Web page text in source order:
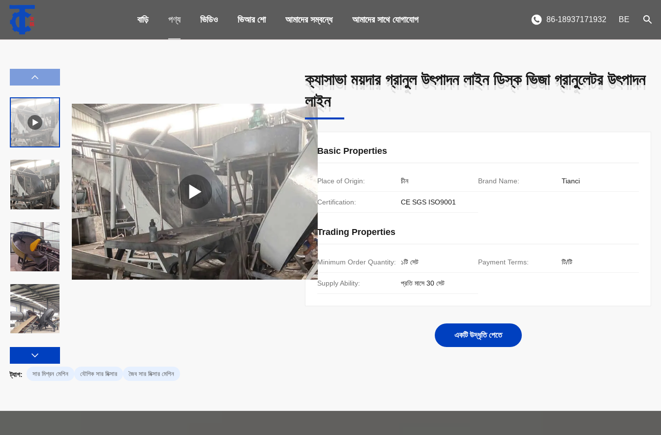
বাড়ি পণ্য ভিডিও ভিআর শো আমাদের সম্বন্ধে আমাদের সাথে যোগাযোগ 86-18937171932 BE
ক্যাসাভা ময়দার গ্রানুল উৎপাদন লাইন ডিস্ক ভিজা গ্রানুলেটর উৎপাদন
লাইন
ক্যাসাভা ময়দার গ্রানুল উৎপাদন লাইন ডিস্ক ভিজা গ্রানুলেটর উৎপাদন
লাইন
Basic Properties
Place of Origin: চীন Brand Name: Tianci
Certification: CE SGS ISO9001
Trading Properties
Minimum Order Quantity: ১টি সেট Payment Terms: টি/টি
Supply Ability: প্রতি মাসে 30 সেট
একটি উদ্ধৃতি পেতে
ট্যাগ: সার মিশ্রন মেশিন যৌগিক সার মিক্সার জৈব সার মিক্সার মেশিন